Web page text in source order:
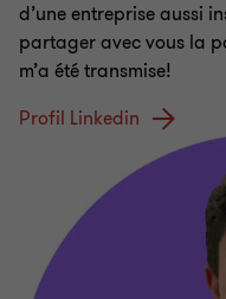
d’une entreprise aussi
partager avec vous la
m’a été transmise!
Profil Linkedin